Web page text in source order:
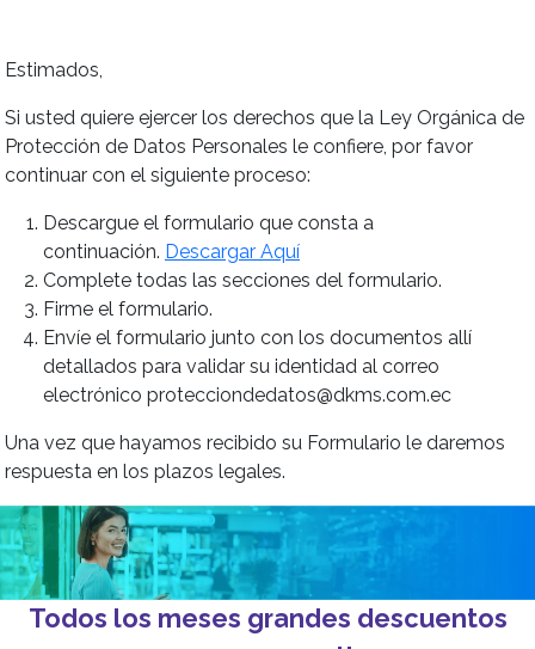
Estimados,
Si usted quiere ejercer los derechos que la Ley Orgánica de
Protección de Datos Personales le confiere, por favor
continuar con el siguiente proceso:
Descargue el formulario que consta a
continuación. Descargar Aquí
Complete todas las secciones del formulario.
Firme el formulario.
Envíe el formulario junto con los documentos allí
detallados para validar su identidad al correo
electrónico protecciondedatos@dkms.com.ec
Una vez que hayamos recibido su Formulario le daremos
respuesta en los plazos legales.
Todos los meses grandes descuentos